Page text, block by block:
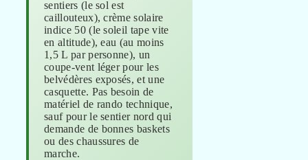
sentiers (le sol est
caillouteux), crème solaire
indice 50 (le soleil tape vite
en altitude), eau (au moins
1,5 L par personne), un
coupe-vent léger pour les
belvédères exposés, et une
casquette. Pas besoin de
matériel de rando technique,
sauf pour le sentier nord qui
demande de bonnes baskets
ou des chaussures de
marche.